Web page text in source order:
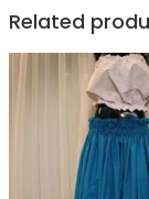
Related